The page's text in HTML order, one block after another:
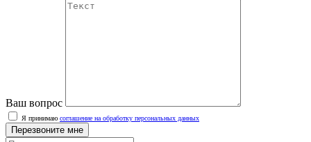
Ваш вопрос
Я принимаю соглашение на обработку персональных данных